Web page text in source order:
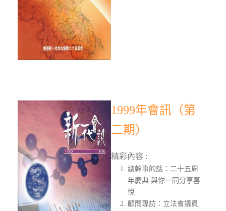
1999年會訊（第
二期）
精彩內容 :
總幹事的話：二十五周
年慶典 與你一同分享喜
悅
顧問專訪：立法會議員